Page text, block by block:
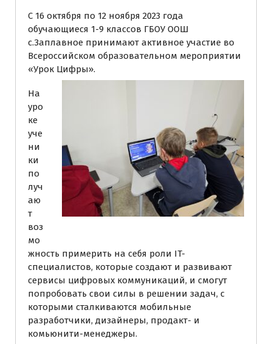
С 16 октября по 12 ноября 2023 года
обучающиеся 1-9 классов ГБОУ ООШ
с.Заплавное принимают активное участие во
Всероссийском образовательном мероприятии
«Урок Цифры».
На
уро
ке
уче
ни
ки
по
луч
аю
т
воз
мо
жность примерить на себя роли IT-
специалистов, которые создают и развивают
сервисы цифровых коммуникаций, и смогут
попробовать свои силы в решении задач, с
которыми сталкиваются мобильные
разработчики, дизайнеры, продакт- и
комьюнити-менеджеры.